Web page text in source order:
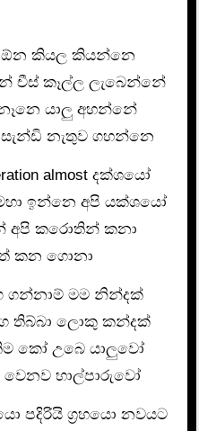
ඕන කියල කියන්නෙ
චීස් කෑල්ල ලැබෙන්නේ
යාලු අහන්නේ
සැන්ඩි නැතුව ගහන්නෙ
almost දක්ශයෝ
ඉන්නෙ අපි යක්ශයෝ
අපි කරොතින් කනා
කන ගොනා
ගන්නාම් මම නින්දක්
තිබ්බා ලොකු කන්දක්
කෝ උබෙ යාලුවෝ
වෙනව හාල්පාරුවෝ
පදිරියි ග්‍රහයො නවයට